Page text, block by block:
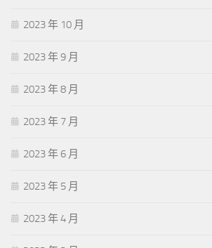
2023 年 10 月
2023 年 9 月
2023 年 8 月
2023 年 7 月
2023 年 6 月
2023 年 5 月
2023 年 4 月